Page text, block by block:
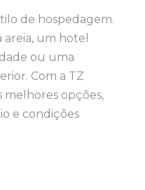
de hospedagem.
um hotel
ou uma
Com a TZ
melhores opções,
e condições